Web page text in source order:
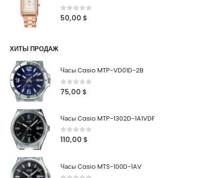
0out of 5
50,00 $
ХИТЫ ПРОДАЖ
Часы Casio MTP-VD01D-2B
0out of 5
75,00 $
Часы Casio MTP-1302D-1A1VDF
0out of 5
110,00 $
Часы Casio MTS-100D-1AV